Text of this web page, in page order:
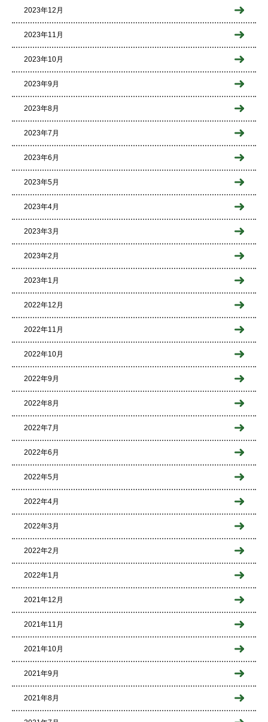
2023年12月
2023年11月
2023年10月
2023年9月
2023年8月
2023年7月
2023年6月
2023年5月
2023年4月
2023年3月
2023年2月
2023年1月
2022年12月
2022年11月
2022年10月
2022年9月
2022年8月
2022年7月
2022年6月
2022年5月
2022年4月
2022年3月
2022年2月
2022年1月
2021年12月
2021年11月
2021年10月
2021年9月
2021年8月